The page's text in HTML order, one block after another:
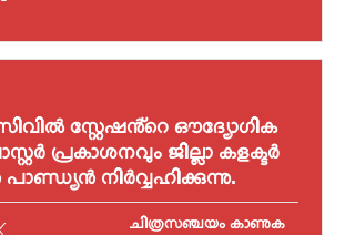
സ്റ്റേഷൻ്റെ ഔദ്യോഗിക
പ്രകാശനവും ജില്ലാ കളക്ടര്‍
നിര്‍വ്വഹിക്കുന്നു.
ചിത്രസഞ്ചയം കാണുക